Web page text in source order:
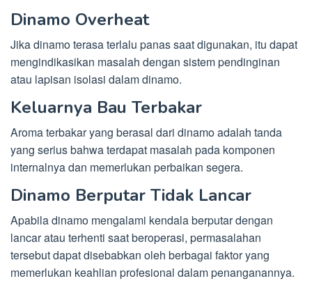
Dinamo Overheat
Jika dinamo terasa terlalu panas saat digunakan, itu dapat
mengindikasikan masalah dengan sistem pendinginan
atau lapisan isolasi dalam dinamo.
Keluarnya Bau Terbakar
Aroma terbakar yang berasal dari dinamo adalah tanda
yang serius bahwa terdapat masalah pada komponen
internalnya dan memerlukan perbaikan segera.
Dinamo Berputar Tidak Lancar
Apabila dinamo mengalami kendala berputar dengan
lancar atau terhenti saat beroperasi, permasalahan
tersebut dapat disebabkan oleh berbagai faktor yang
memerlukan keahlian profesional dalam penanganannya.